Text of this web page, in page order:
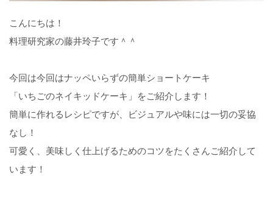
こんにちは！
料理研究家の藤井玲子です＾＾
今回は今回はナッペいらずの簡単ショートケーキ
「いちごのネイキッドケーキ」をご紹介します！
簡単に作れるレシピですが、ビジュアルや味には一切の妥協
なし！
可愛く、美味しく仕上げるためのコツをたくさんご紹介して
います！